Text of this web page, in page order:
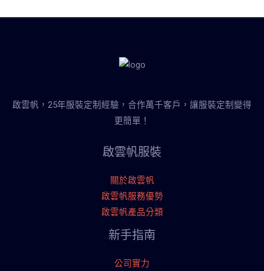
啟雲帆，25年服裝定制經驗，合作萬千客戶，讓服裝定制變得
更簡單！
啟雲帆服裝
關於啟雲帆
啟雲帆服務優勢
啟雲帆產品分類
新手指南
公司實力